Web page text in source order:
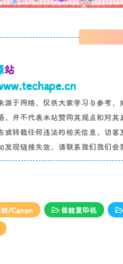
站
源于网络，仅供大家学习与参考
，并不代表本站赞同其观点和对其
或转载任何违法的相关信息，访客
发现链接失效，请联系我们我们会
能/Canon
佳能复印机